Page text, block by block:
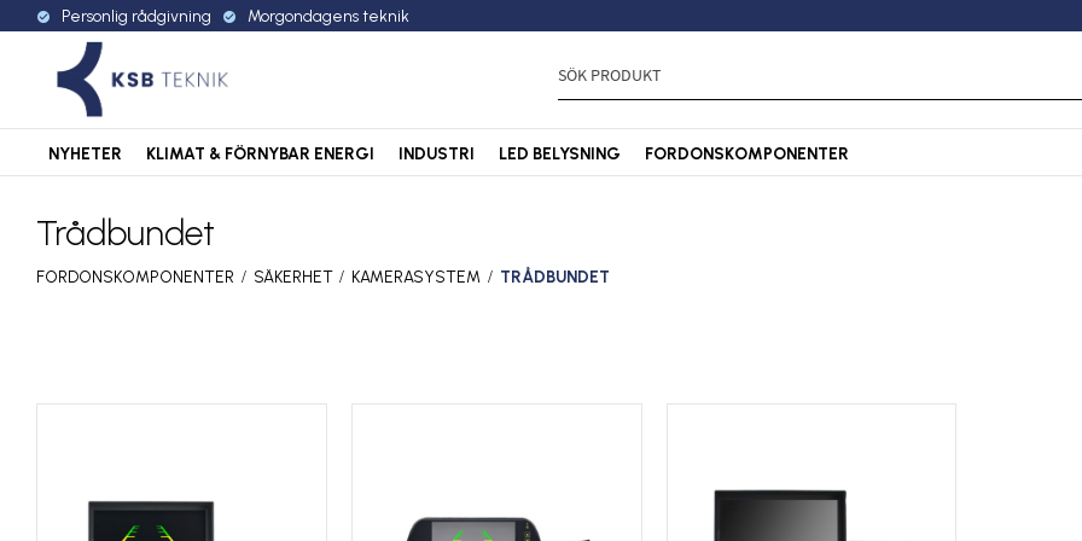
check_circle Personlig rådgivning check_circle Morgondagens teknik
NYHETER KLIMAT & FÖRNYBAR ENERGI INDUSTRI LED BELYSNING FORDONSKOMPONENTER
Trådbundet
FORDONSKOMPONENTER SÄKERHET KAMERASYSTEM TRÅDBUNDET